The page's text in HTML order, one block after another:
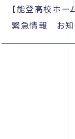
【能登高校ホ
緊急情報 お知